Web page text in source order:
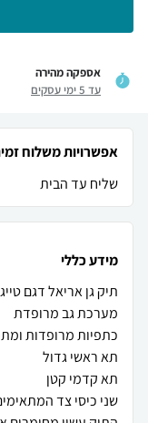
אספקה מהירה
עד 5 ימי עסקים
אפשרויות משלוח
שליח עד הבית
מידע כללי